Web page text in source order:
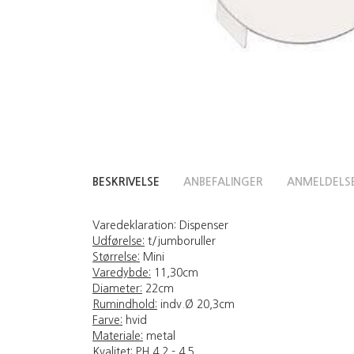
BESKRIVELSE ANBEFALINGER
Varedeklaration: Dispenser
Udførelse: t/jumboruller
Størrelse: Mini
Varedybde: 11,30cm
Diameter: 22cm
Rumindhold: indv.Ø 20,3cm
Farve: hvid
Materiale: metal
Kvalitet: PH 4,2 - 4,5